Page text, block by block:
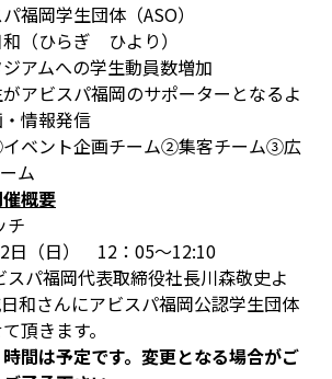
福岡学生団体（ASO）
（ひらぎ ひより）
ジアムへの学生動員数増加
がアビスパ福岡のサポーターとなるよ
情報発信
イベント企画チーム②集客チーム③広
ム
概要
（日） 12：05～12:10
パ福岡代表取締役社長川森敬史よ
和さんにアビスパ福岡公認学生団体
頂きます。
間は予定です。変更となる場合がご